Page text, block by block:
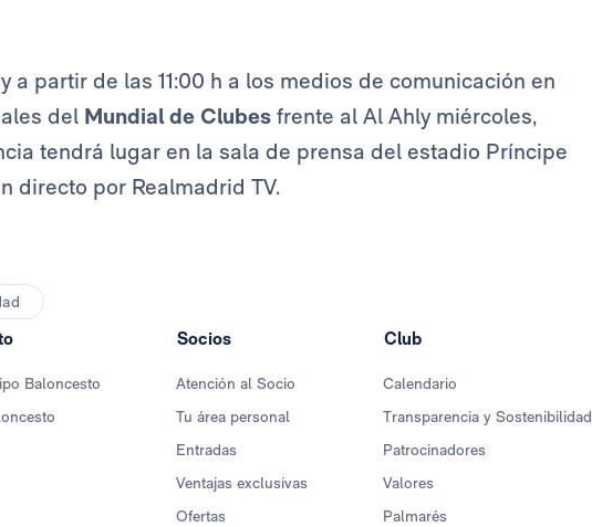
a partir de las 11:00 h a los medios de comunicación en
del Mundial de Clubes frente al Al Ahly miércoles,
tendrá lugar en la sala de prensa del estadio Príncipe
directo por Realmadrid TV.
Baloncesto
Socios
Atención al Socio
Tu área personal
Entradas
Ventajas exclusivas
Ofertas
Club
Calendario
Transparencia y Sostenibilidad
Patrocinadores
Valores
Palmarés